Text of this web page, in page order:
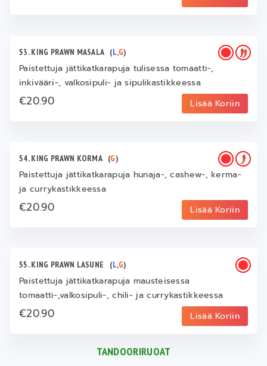
53. KING PRAWN MASALA (L,G)
Paistettuja jättikatkarapuja tulisessa tomaatti-,
inkivääri-, valkosipuli- ja sipulikastikkeessa
€20.90 Lisää Koriin
54. KING PRAWN KORMA (G)
Paistettuja jättikatkarapuja hunaja-, cashew-, kerma-
ja currykastikkeessa
€20.90 Lisää Koriin
55. KING PRAWN LASUNE (L,G)
Paistettuja jättikatkarapuja mausteisessa
tomaatti-,valkosipuli-, chili- ja currykastikkeessa
€20.90 Lisää Koriin
TANDOORIRUOAT